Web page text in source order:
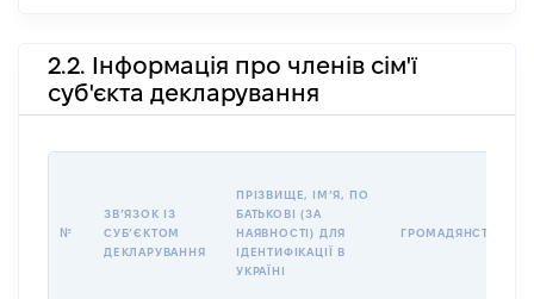
2.2. Інформація про членів сім'ї
суб'єкта декларування
№
ЗВʼЯЗОК ІЗ
СУБʼЄКТОМ
ДЕКЛАРУВАННЯ
ПРІЗВИЩЕ, ІМʼЯ, ПО
БАТЬКОВІ (ЗА
НАЯВНОСТІ) ДЛЯ
ІДЕНТИФІКАЦІЇ В
УКРАЇНІ
ГРОМАДЯНСТВО